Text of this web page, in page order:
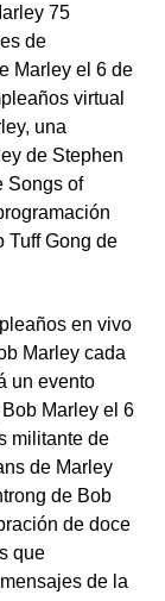
75
de
Marley el6 de
virtual
una
de Stephen
Songs of
Tuff Gong de
en vivo
Marley cada
un evento
Marley el 6
militante de
de Marley
de Bob
de doce
que
de la